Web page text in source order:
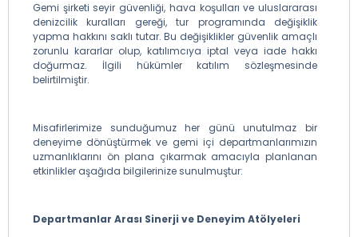
Gemi şirketi seyir güvenliği, hava koşulları ve uluslararası
denizcilik kuralları gereği, tur programında değişiklik
yapma hakkını saklı tutar. Bu değişiklikler güvenlik amaçlı
zorunlu kararlar olup, katılımcıya iptal veya iade hakkı
doğurmaz. İlgili hükümler katılım sözleşmesinde
belirtilmiştir.
Misafirlerimize sunduğumuz her günü unutulmaz bir
deneyime dönüştürmek ve gemi içi departmanlarımızın
uzmanlıklarını ön plana çıkarmak amacıyla planlanan
etkinlikler aşağıda bilgilerinize sunulmuştur:
Departmanlar Arası Sinerji ve Deneyim Atölyeleri